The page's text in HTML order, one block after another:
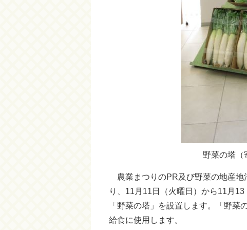
野菜の塔（
農業まつりのPR及び野菜の地産地
り、11月11日（火曜日）から11月
「野菜の塔」を設置します。「野
給食に使用します。